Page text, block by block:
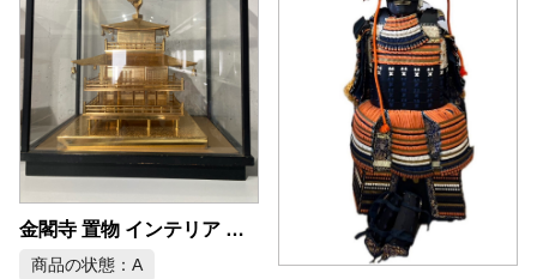
金閣寺 置物 インテリア 中古品販売
商品の状態：A